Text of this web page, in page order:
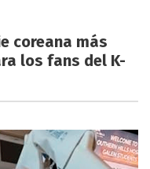
coreana más
los fans del K-